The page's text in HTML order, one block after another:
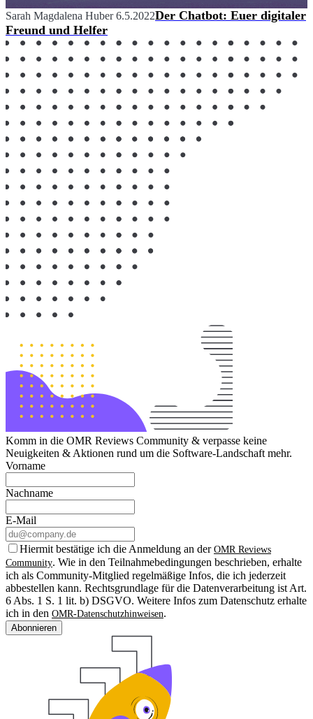
Sarah Magdalena Huber 6.5.2022Der Chatbot: Euer digitaler
Freund und Helfer
Komm in die OMR Reviews Community & verpasse keine
Neuigkeiten & Aktionen rund um die Software-Landschaft mehr.
Vorname
Nachname
E-Mail
Hiermit bestätige ich die Anmeldung an der OMR Reviews
Community. Wie in den Teilnahmebedingungen beschrieben, erhalte
ich als Community-Mitglied regelmäßige Infos, die ich jederzeit
abbestellen kann. Rechtsgrundlage für die Datenverarbeitung ist Art.
6 Abs. 1 S. 1 lit. b) DSGVO. Weitere Infos zum Datenschutz erhalte
ich in den OMR-Datenschutzhinweisen.
Abonnieren